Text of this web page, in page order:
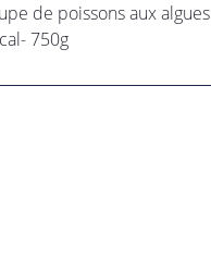
de poissons aux algues
750g